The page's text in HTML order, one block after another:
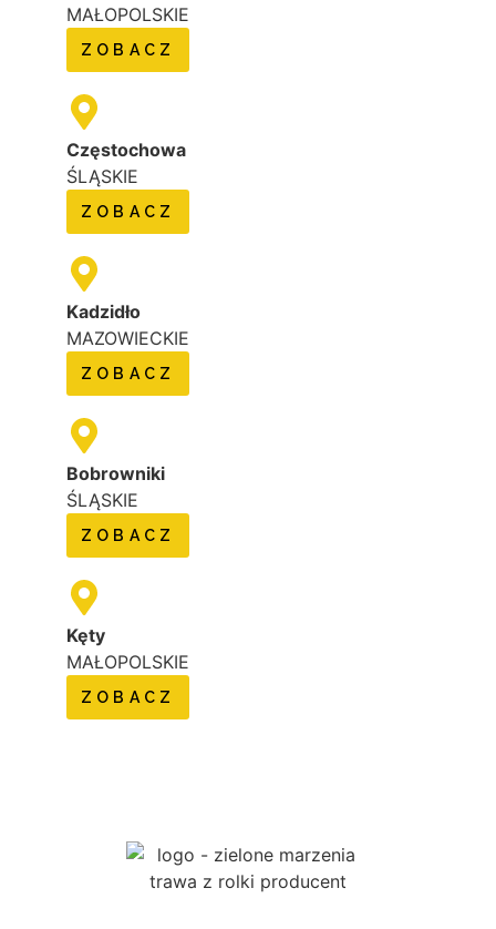
MAŁOPOLSKIE
ZOBACZ
Częstochowa
ŚLĄSKIE
ZOBACZ
Kadzidło
MAZOWIECKIE
ZOBACZ
Bobrowniki
ŚLĄSKIE
ZOBACZ
Kęty
MAŁOPOLSKIE
ZOBACZ